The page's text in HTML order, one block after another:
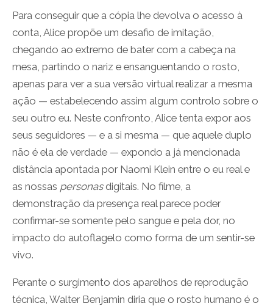
Para conseguir que a cópia lhe devolva o acesso à
conta, Alice propõe um desafio de imitação,
chegando ao extremo de bater com a cabeça na
mesa, partindo o nariz e ensanguentando o rosto,
apenas para ver a sua versão virtual realizar a mesma
ação — estabelecendo assim algum controlo sobre o
seu outro eu. Neste confronto, Alice tenta expor aos
seus seguidores — e a si mesma — que aquele duplo
não é ela de verdade — expondo a já mencionada
distância apontada por Naomi Klein entre o eu real e
as nossas personasdigitais. No filme, a
demonstração da presença real parece poder
confirmar-se somente pelo sangue e pela dor, no
impacto do autoflagelo como forma de um sentir-se
vivo.
Perante o surgimento dos aparelhos de reprodução
técnica, Walter Benjamin diria que o rosto humano é o